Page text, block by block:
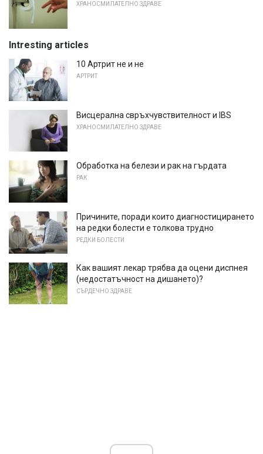
ХРАНОСМИЛАТЕЛНО ЗДРАВЕ
Intresting articles
10 Артрит не и не
АРТРИТ
Висцерална свръхчувствителност и IBS
ХРАНОСМИЛАТЕЛНО ЗДРАВЕ
Обработка на белези и рак на гърдата
РАК
Причините, поради които диагностицирането
на редки болести е толкова трудно
РЕДКИ БОЛЕСТИ
Как вашият лекар трябва да оцени диспнея
(недостатъчност на дишането)?
СЪРДЕЧНО ЗДРАВЕ